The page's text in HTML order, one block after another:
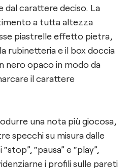
dal carattere deciso. La
a tutta altezza
piastrelle effetto pietra,
rubinetteria e il box doccia
nero opaco in modo da
il carattere
una nota più giocosa,
specchi su misura dalle
“pausa” e “play”,
i profili sulle pareti